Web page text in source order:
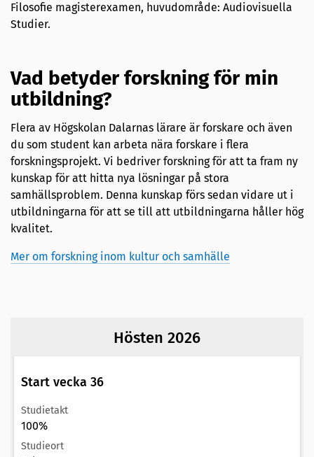
Filosofie magisterexamen, huvudområde: Audiovisuella
Studier.
Vad betyder forskning för min
utbildning?
Flera av Högskolan Dalarnas lärare är forskare och även
du som student kan arbeta nära forskare i flera
forskningsprojekt. Vi bedriver forskning för att ta fram ny
kunskap för att hitta nya lösningar på stora
samhällsproblem. Denna kunskap förs sedan vidare ut i
utbildningarna för att se till att utbildningarna håller hög
kvalitet.
Mer om forskning inom kultur och samhälle
Hösten 2026
Start vecka 36
Studietakt
100%
Studieort